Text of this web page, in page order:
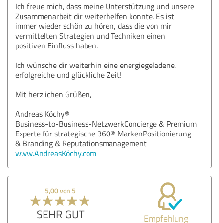
Ich freue mich, dass meine Unterstützung und unsere
Zusammenarbeit dir weiterhelfen konnte. Es ist
immer wieder schön zu hören, dass die von mir
vermittelten Strategien und Techniken einen
positiven Einfluss haben.
Ich wünsche dir weiterhin eine energiegeladene,
erfolgreiche und glückliche Zeit!
Mit herzlichen Grüßen,
Andreas Köchy®
Business-to-Business-NetzwerkConcierge & Premium
Experte für strategische 360® MarkenPositionierung
& Branding & Reputationsmanagement
www.AndreasKöchy.com
5,00 von 5
SEHR GUT Empfehlung